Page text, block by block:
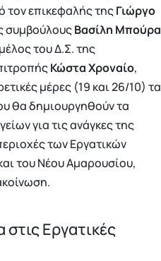
επικεφαλής τηςΓιώργο
συμβούλουςΒασίλη Μπούρα
του Δ.Σ. της
Κώστα Χροναίο,
μέρες (19 και 26/10) τα
θα δημιουργηθούν τα
για τις ανάγκες της
των Εργατικών
του Νέου Αμαρουσίου,
στις Εργατικές